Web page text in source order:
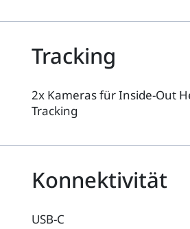
Tracking
2x Kameras für Inside-Out
Tracking
Konnektivität
USB-C